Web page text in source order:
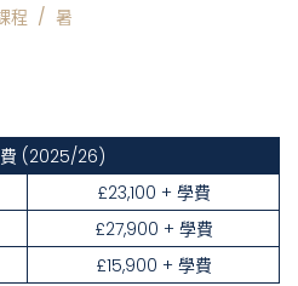
程 / 暑
(2025/26)
£23,100 + 學費
£27,900 + 學費
£15,900 + 學費